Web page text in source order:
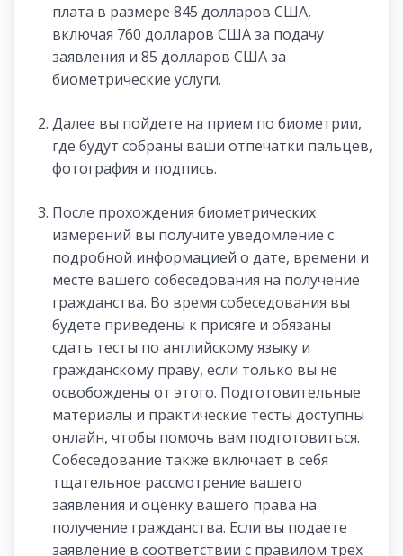
плата в размере 845 долларов США,
включая 760 долларов США за подачу
заявления и 85 долларов США за
биометрические услуги.
Далее вы пойдете на прием по биометрии,
где будут собраны ваши отпечатки пальцев,
фотография и подпись.
После прохождения биометрических
измерений вы получите уведомление с
подробной информацией о дате, времени и
месте вашего собеседования на получение
гражданства. Во время собеседования вы
будете приведены к присяге и обязаны
сдать тесты по английскому языку и
гражданскому праву, если только вы не
освобождены от этого. Подготовительные
материалы и практические тесты доступны
онлайн, чтобы помочь вам подготовиться.
Собеседование также включает в себя
тщательное рассмотрение вашего
заявления и оценку вашего права на
получение гражданства. Если вы подаете
заявление в соответствии с правилом трех